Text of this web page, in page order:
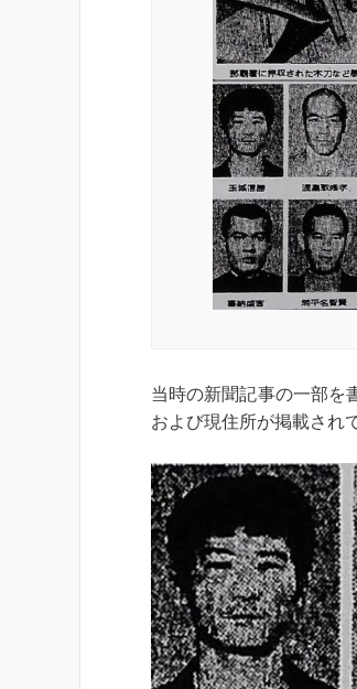
当時の新聞記事の一部を
および現住所が掲載され